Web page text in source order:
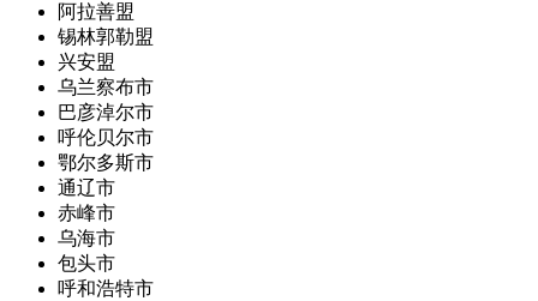
阿拉善盟
锡林郭勒盟
兴安盟
乌兰察布市
巴彦淖尔市
呼伦贝尔市
鄂尔多斯市
通辽市
赤峰市
乌海市
包头市
呼和浩特市